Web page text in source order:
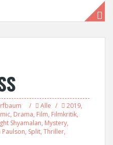
Alle 2019,
, Drama, Film, Filmkritik,
Shyamalan, Mystery,
Paulson, Split, Thriller,